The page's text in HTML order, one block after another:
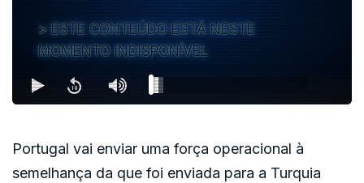
ESTE CONTEÚDO ESTÁ NESTE
MOMENTO INDISPONÍVEL
Portugal vai enviar uma força operacional à
semelhança da que foi enviada para a Turquia